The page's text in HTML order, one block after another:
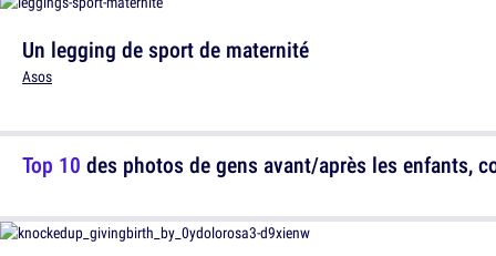
Top 10 des photos de gens avant/après les enfants,
Un legging de sport de maternité
Asos